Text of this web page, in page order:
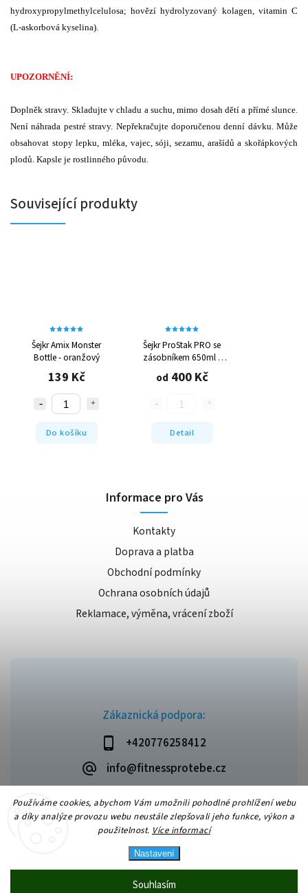
Používáme cookies, abychom Vám umožnili pohodlné prohlížení webu
a díky analýze provozu webu neustále zlepšovali jeho funkce, výkon a
použitelnost. Více informací
Nastavení
Souhlasím
hydroxypropylmethylcelulosa; hovězí hydrolyzovaný kolagen, vitamin C
(L-askorbová kyselina).
UPOZORNĚNÍ:
Doplněk stravy. Skladujte v chladu a suchu, mimo dosah dětí a přímé slunce.
Není náhrada pestré stravy. Nepřekračujte doporučenou denní dávku. Může
obsahovat stopy lepku, mléka, vajec, sóji, sezamu, arašídů a skořápkových
plodů. Kapsle je rostlinného původu.
Související produkty
Šejkr Amix Monster
Bottle - oranžový
139 Kč
Do košíku
Šejkr ProStak PRO se
zásobníkem 650ml -
různé barvy
od 400 Kč
Detail
Zákaznická podpora:
+420776258412
info@fitnessprotebe.cz
Informace pro Vás
Kontakty
Doprava a platba
Obchodní podmínky
Ochrana osobních údajů
Reklamace, výměna, vrácení zboží
Copyright 2026Fitnessprotebe.cz. Všechna práva vyhrazena.
VytvořilShoptet| Design